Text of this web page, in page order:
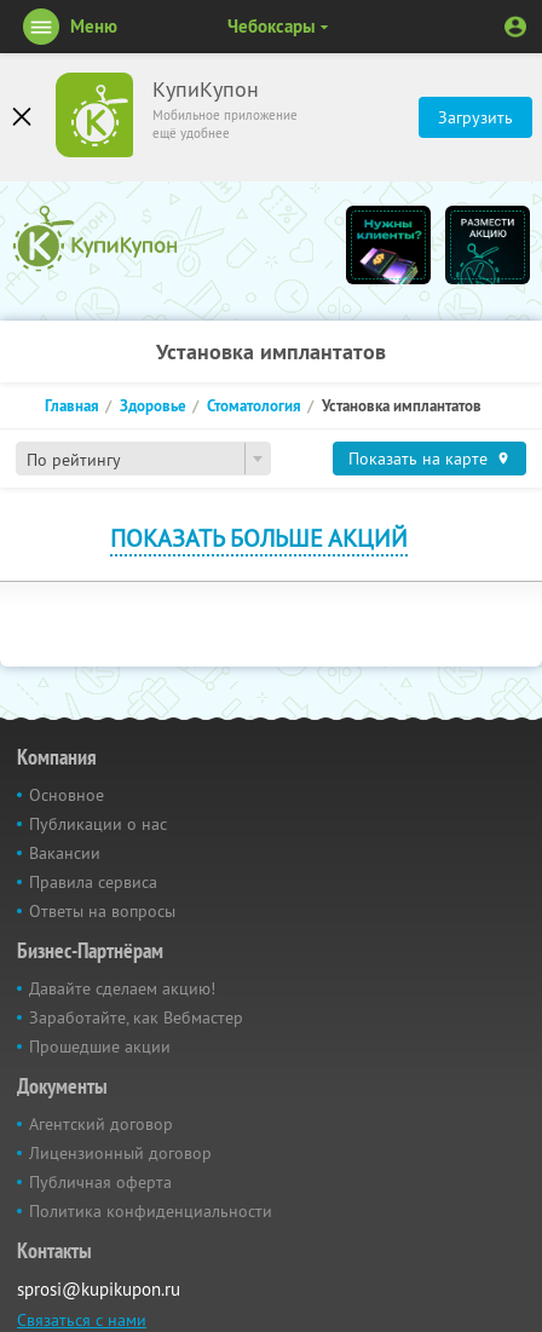
КупиКупон
Мобильное приложение
ещё удобнее
Загрузить
Меню Чебоксары
Установка имплантатов
По рейтингу
Главная Здоровье Стоматология Установка имплантатов
Показать на карте
ПОКАЗАТЬ БОЛЬШЕ АКЦИЙ
Компания
Основное
Публикации о нас
Вакансии
Правила сервиса
Ответы на вопросы
Бизнес-Партнёрам
Давайте сделаем акцию!
Заработайте, как Вебмастер
Прошедшие акции
Документы
Агентский договор
Лицензионный договор
Публичная оферта
Политика конфиденциальности
Контакты
sprosi@kupikupon.ru
Связаться с нами